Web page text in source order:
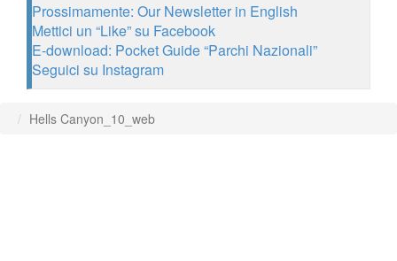
Prossimamente: Our Newsletter in English
Mettici un “Like” su Facebook
E-download: Pocket Guide “Parchi Nazionali”
Seguici su Instagram
Hells Canyon_10_web